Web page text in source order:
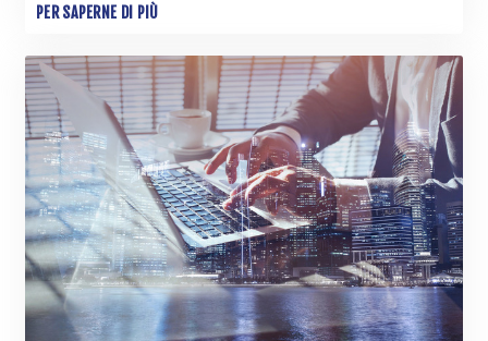
DZD 152.967099
EGP 57.293288
ERN 17.342035
ETB 186.049588
FJD 2.553384
FKP 0.8566
GBP 0.856968
GEL 3.017966
GGP 0.8566
GHS 13.526832
GIP 0.8566
GMD 84.980421
PER SAPERNE DI PIÙ